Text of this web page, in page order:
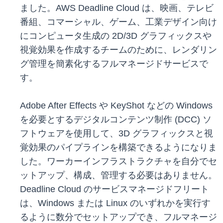
ました。AWS Deadline Cloud は、映画、テレビ
番組、コマーシャル、ゲーム、工業デザイン向け
にコンピュータ生成の 2D/3D グラフィックスや
視覚効果を作成するチームのために、レンダリン
グ管理を簡素化するフルマネージドサービスで
す。
Adobe After Effects や KeyShot などの Windows
を必要とするデジタルコンテンツ制作 (DCC) ソ
フトウェアを使用して、3D グラフィックスと視
覚効果のパイプラインを構築できるようになりま
した。ワーカーインフラストラクチャを自分でセ
ットアップ、構成、管理する必要はありません。
Deadline Cloud のサービスマネージドフリート
は、Windows または Linux のいずれかを実行す
るように数分でセットアップでき、フルマネージ